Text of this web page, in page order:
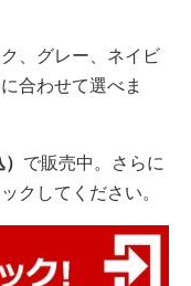
、グレー、ネイビ
合わせて選べま
で販売中。さらに
クしてください。